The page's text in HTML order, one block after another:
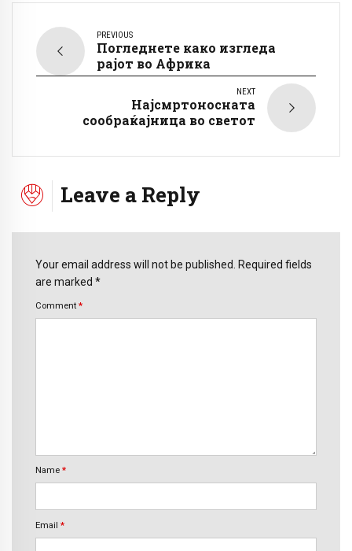
PREVIOUS
Погледнете како изгледа
рајот во Африка
NEXT
Најсмртоносната
сообраќајница во светот
Leave a Reply
Your email address will not be published. Required fields
are marked *
Comment *
Name *
Email *